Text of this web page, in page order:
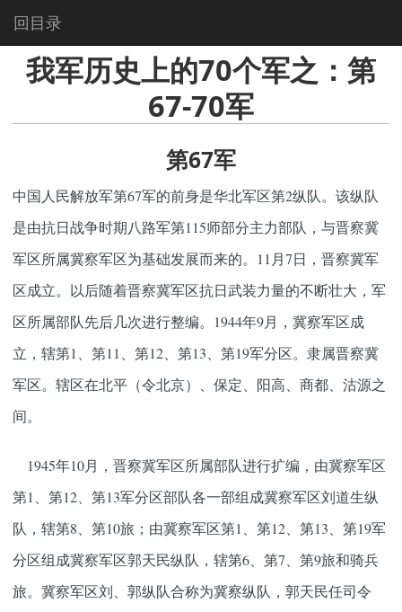
回目录
我军历史上的70个军之：第
67-70军
第67军
中国人民解放军第67军的前身是华北军区第2纵队。该纵队
是由抗日战争时期八路军第115师部分主力部队，与晋察冀
军区所属冀察军区为基础发展而来的。11月7日，晋察冀军
区成立。以后随着晋察冀军区抗日武装力量的不断壮大，军
区所属部队先后几次进行整编。1944年9月，冀察军区成
立，辖第1、第11、第12、第13、第19军分区。隶属晋察冀
军区。辖区在北平（令北京）、保定、阳高、商都、沽源之
间。
1945年10月，晋察冀军区所属部队进行扩编，由冀察军区
第1、第12、第13军分区部队各一部组成冀察军区刘道生纵
队，辖第8、第10旅；由冀察军区第1、第12、第13、第19军
分区组成冀察军区郭天民纵队，辖第6、第7、第9旅和骑兵
旅。冀察军区刘、郭纵队合称为冀察纵队，郭天民任司令